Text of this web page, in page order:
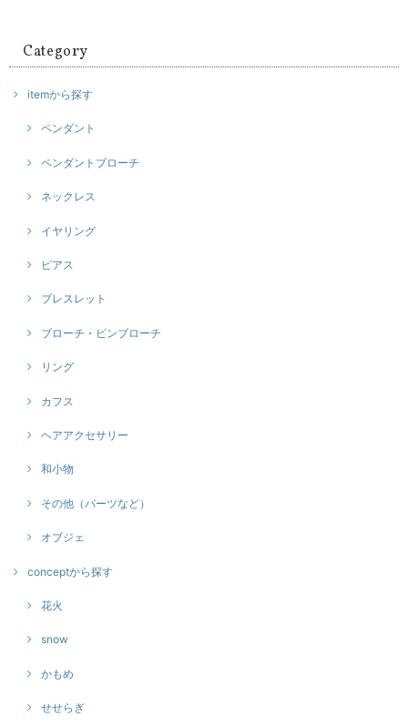
Category
itemから探す
ペンダント
ペンダントブローチ
ネックレス
イヤリング
ピアス
ブレスレット
ブローチ・ピンブローチ
リング
カフス
ヘアアクセサリー
和小物
その他（パーツなど）
オブジェ
conceptから探す
花火
snow
かもめ
せせらぎ